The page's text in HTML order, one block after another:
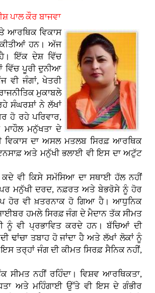
ਪਾਲ ਕੌਰ ਬਾਜਵਾ
ਆਰਥਿਕ ਵਿਕਾਸ
ਹਨ। ਅੱਜ
ਇੱਕ ਦੇਸ਼ ਵਿੱਚ
ਵਿੱਚ ਪੂਰੀ ਦੁਨੀਆ
ਵੀ ਜੰਗਾਂ, ਖੇਤਰੀ
ਮੁਕਾਬਲੇ
ਸੰਘਰਸ਼ਾਂ ਨੇ ਲੱਖਾਂ
ਹੋ ਰਹੇ ਪਰਿਵਾਰ,
ਮਨੁੱਖਤਾ ਦੇ
ਵਿਕਾਸ ਦਾ ਅਸਲ ਮਤਲਬ ਸਿਰਫ਼ ਆਰਥਿਕ
ਅਤੇ ਮਨੁੱਖੀ ਭਲਾਈ ਵੀ ਇਸ ਦਾ ਅਟੁੱਟ
ਵੀ ਕਿਸੇ ਸਮੱਸਿਆ ਦਾ ਸਥਾਈ ਹੱਲ ਨਹੀਂ
ਮਨੁੱਖੀ ਦਰਦ, ਨਫ਼ਰਤ ਅਤੇ ਬੇਭਰੋਸੇ ਨੂੰ ਹੋਰ
ਹੋਰ ਵੀ ਖ਼ਤਰਨਾਕ ਹੋ ਗਿਆ ਹੈ। ਆਧੁਨਿਕ
ਹਮਲੇ ਸਿਰਫ਼ ਜੰਗ ਦੇ ਮੈਦਾਨ ਤੱਕ ਸੀਮਤ
ਨੂੰ ਵੀ ਪ੍ਰਭਾਵਿਤ ਕਰਦੇ ਹਨ। ਬੱਚਿਆਂ ਦੀ
ਢਾਂਚਾ ਤਬਾਹ ਹੋ ਜਾਂਦਾ ਹੈ ਅਤੇ ਲੱਖਾਂ ਲੋਕਾਂ ਨੂੰ
ਤਰ੍ਹਾਂ ਜੰਗ ਦੀ ਕੀਮਤ ਸਿਰਫ਼ ਸੈਨਿਕ ਨਹੀਂ,
ਸੀਮਤ ਨਹੀਂ ਰਹਿੰਦਾ। ਵਿਸ਼ਵ ਆਰਥਿਕਤਾ,
ਅਤੇ ਮਹਿੰਗਾਈ ਉੱਤੇ ਵੀ ਇਸ ਦੇ ਗੰਭੀਰ